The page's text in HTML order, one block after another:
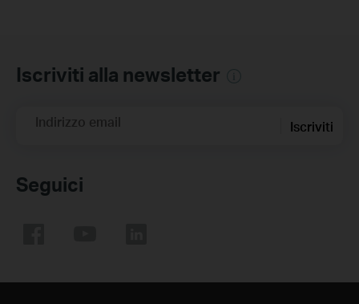
Iscriviti alla newsletter
Indirizzo email Iscriviti
Seguici